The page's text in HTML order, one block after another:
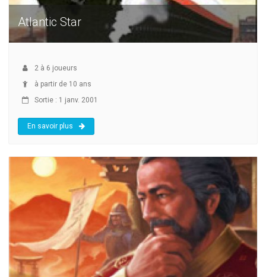
Atlantic Star
2 à 6 joueurs
à partir de 10 ans
Sortie : 1 janv. 2001
En savoir plus